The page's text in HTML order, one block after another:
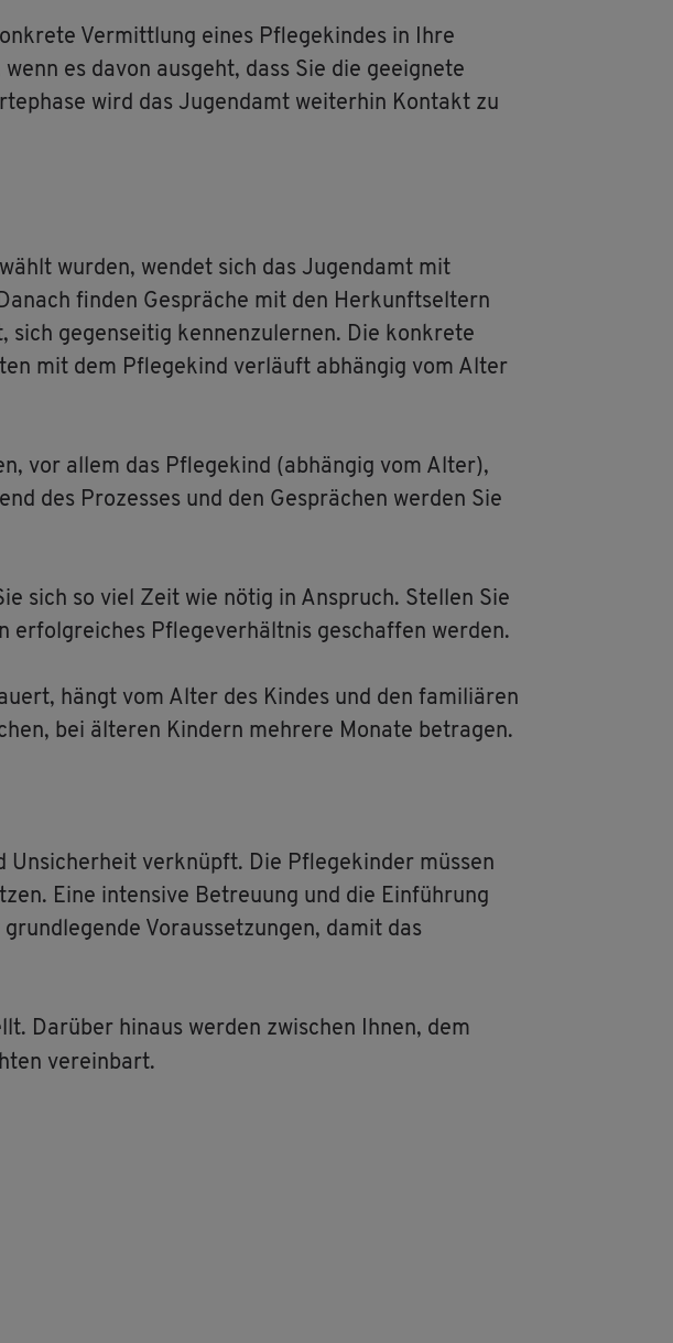
Ver­mitt­lung eines Pfle­ge­kin­des in Ihre
es davon aus­geht, dass Sie die ge­eig­ne­te
wird das Ju­gend­amt wei­ter­hin Kon­takt zu
wur­den, wen­det sich das Ju­gend­amt mit
fin­den Ge­sprä­che mit den Her­kunfts­el­tern
sich ge­gen­sei­tig ken­nen­zu­ler­nen. Die kon­kre­te
mit dem Pfle­ge­kind ver­läuft ab­hän­gig vom Alter
vor allem das Pfle­ge­kind (ab­hän­gig vom Alter),
des Pro­zes­ses und den Ge­sprä­chen wer­den Sie
sich so viel Zeit wie nötig in An­spruch. Stel­len Sie
er­folg­rei­ches Pfle­ge­ver­hält­nis ge­schaf­fen wer­den.
hängt vom Alter des Kin­des und den fa­mi­liä­ren
bei äl­te­ren Kin­dern meh­re­re Mo­na­te be­tra­gen.
ver­knüpft. Die Pfle­ge­kin­der müs­sen
Eine in­ten­si­ve Be­treu­ung und die Ein­füh­rung
Vor­aus­set­zun­gen, damit das
Dar­über hin­aus wer­den zwi­schen Ihnen, dem
ver­ein­bart.